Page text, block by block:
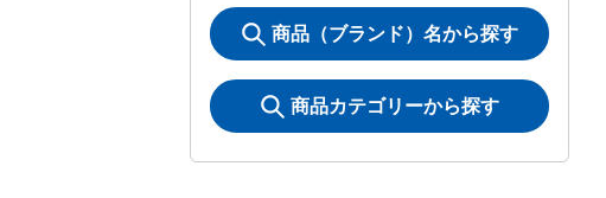
商品（ブランド）名から探す
商品カテゴリーから探す